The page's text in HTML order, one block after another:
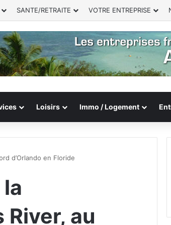
SANTE/RETRAITE VOTRE ENTREPRISE
Loisirs Immo / Logement
d’Orlando en Floride
au